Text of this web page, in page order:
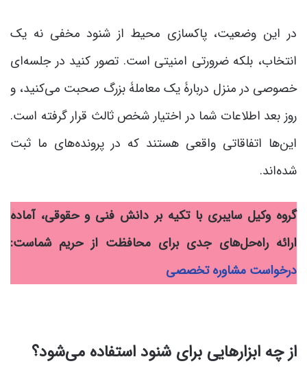
در این وضعیت، پاکسازی محیط از شنود مخفی نه یک
انتخاب، بلکه ضرورتی امنیتی است. تصور کنید در جلسه‌ای
خصوصی در منزل دربارۀ یک معاملۀ بزرگ صحبت می‌کنید، و
روز بعد اطلاعات شما در اختیار شخص ثالث قرار گرفته است.
این‌ها اتفاقاتی واقعی هستند که در پرونده‌های ما ثبت
شده‌اند.
گروه وکیل سایبری با تکیه بر دانش فنی و حقوقی، آمادۀ
ارائۀ راه‌حل‌های جدی برای محافظت از حریم شماست:
درخواست مشاوره تخصصی
از چه ابزارهایی برای شنود استفاده می‌شود؟